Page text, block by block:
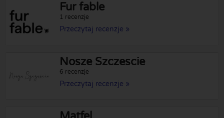
Fur fable
1 recenzje
Przeczytaj recenzje »
Nosze Szczescie
6 recenzje
Przeczytaj recenzje »